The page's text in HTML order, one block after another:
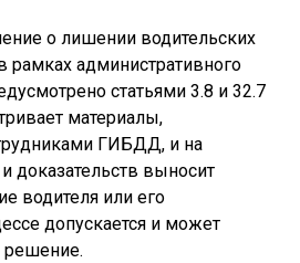
о лишении водительских
рамках административного
статьями 3.8 и 32.7
материалы,
ГИБДД, и на
доказательств выносит
водителя или его
допускается и может
решение.